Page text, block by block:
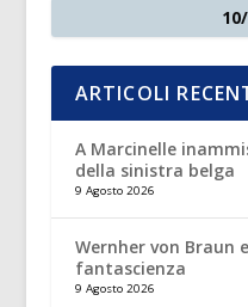
ARTICOLI
A Marcinelle
della sinistra belga
9 Agosto 2026
Wernher von Braun
fantascienza
9 Agosto 2026